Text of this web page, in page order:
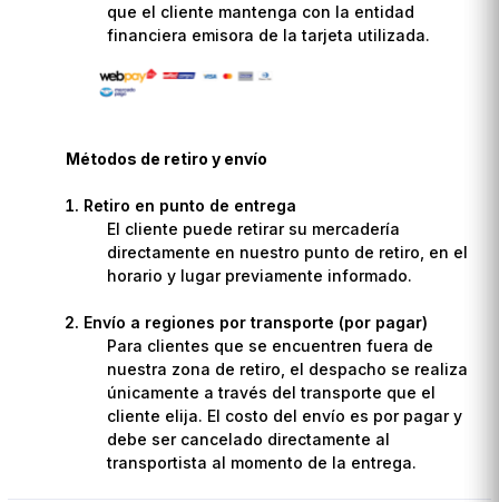
que el cliente mantenga con la entidad
financiera emisora de la tarjeta utilizada.
Métodos de retiro y envío
Retiro en punto de entrega
El cliente puede retirar su mercadería
directamente en nuestro punto de retiro, en el
horario y lugar previamente informado.
Envío a regiones por transporte (por pagar)
Para clientes que se encuentren fuera de
nuestra zona de retiro, el despacho se realiza
únicamente a través del transporte que el
cliente elija. El costo del envío es por pagar y
debe ser cancelado directamente al
transportista al momento de la entrega.